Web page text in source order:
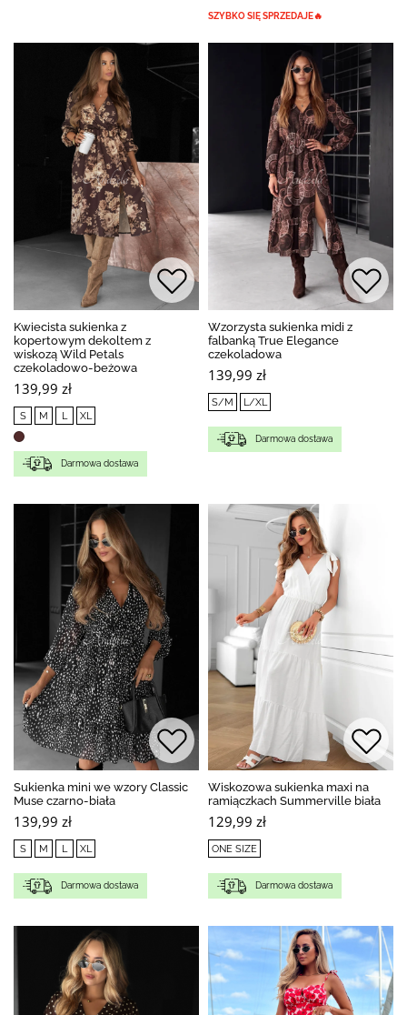
SZYBKO SIĘ SPRZEDAJE🔥
Kwiecista sukienka z
kopertowym dekoltem z
wiskozą Wild Petals
czekoladowo-beżowa
139,99 zł
S M L XL
Darmowa dostawa
Wzorzysta sukienka midi z
falbanką True Elegance
czekoladowa
139,99 zł
S/M L/XL
Darmowa dostawa
Sukienka mini we wzory Classic
Muse czarno-biała
139,99 zł
S M L XL
Darmowa dostawa
Wiskozowa sukienka maxi na
ramiączkach Summerville biała
129,99 zł
ONE SIZE
Darmowa dostawa